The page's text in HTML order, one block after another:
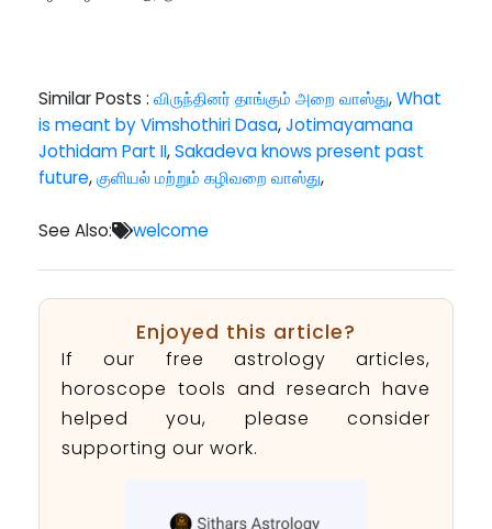
Similar Posts : விருந்தினர் தாங்கும் அறை வாஸ்து,What
is meant by Vimshothiri Dasa,Jotimayamana
Jothidam Part II,Sakadeva knows present past
future,குளியல் மற்றும் கழிவறை வாஸ்து,
See Also: welcome
Enjoyed this article?
If our free astrology articles,
horoscope tools and research have
helped you, please consider
supporting our work.